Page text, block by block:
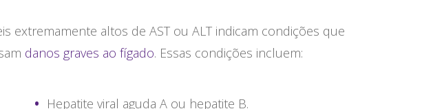
extremamente altos de AST ou ALT indicam condições que
danos graves ao fígado. Essas condições incluem:
Hepatite viral aguda A ou hepatite B.